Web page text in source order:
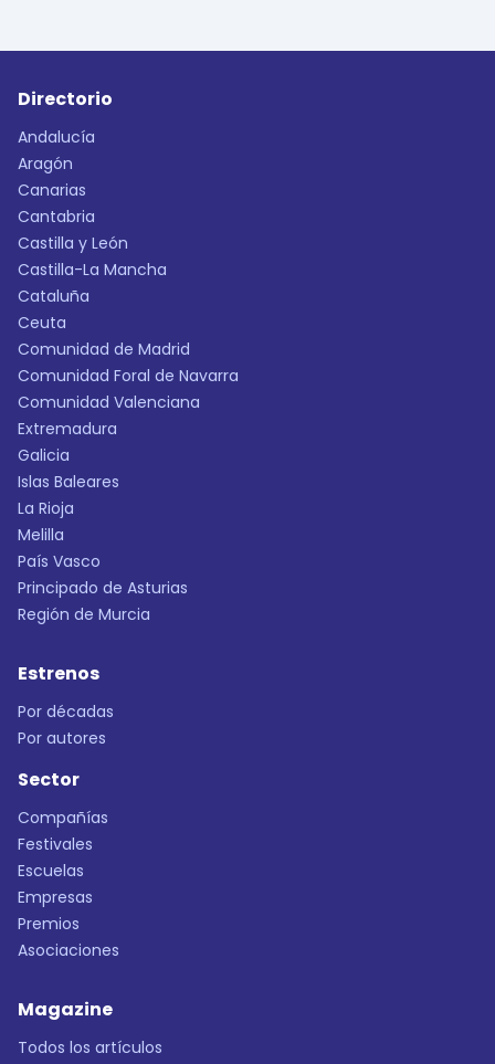
Directorio
Andalucía
Aragón
Canarias
Cantabria
Castilla y León
Castilla-La Mancha
Cataluña
Ceuta
Comunidad de Madrid
Comunidad Foral de Navarra
Comunidad Valenciana
Extremadura
Galicia
Islas Baleares
La Rioja
Melilla
País Vasco
Principado de Asturias
Región de Murcia
Estrenos
Por décadas
Por autores
Sector
Compañías
Festivales
Escuelas
Empresas
Premios
Asociaciones
Magazine
Todos los artículos